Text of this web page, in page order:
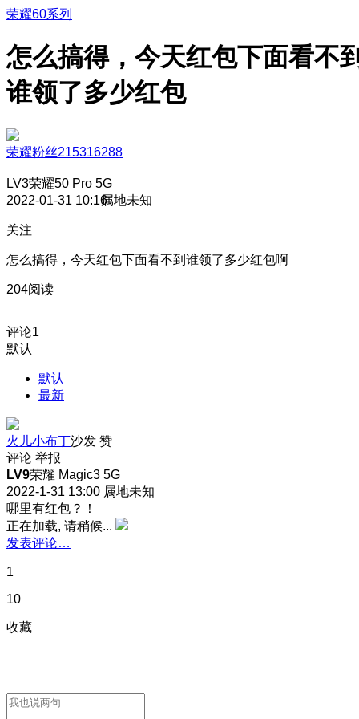
荣耀60系列
怎么搞得，今天红包下面看不
谁领了多少红包
荣耀粉丝215316288
LV3荣耀50 Pro 5G
2022-01-31 10:16属地未知
关注
怎么搞得，今天红包下面看不到谁领了多少红包啊
204阅读
评论1
默认
默认
最新
火儿小布丁沙发 赞
评论 举报
LV9荣耀 Magic3 5G
2022-1-31 13:00 属地未知
哪里有红包？！
正在加载, 请稍候...
发表评论…
1
10
收藏